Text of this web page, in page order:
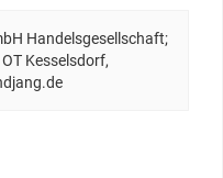
Handelsgesellschaft;
Kesselsdorf,